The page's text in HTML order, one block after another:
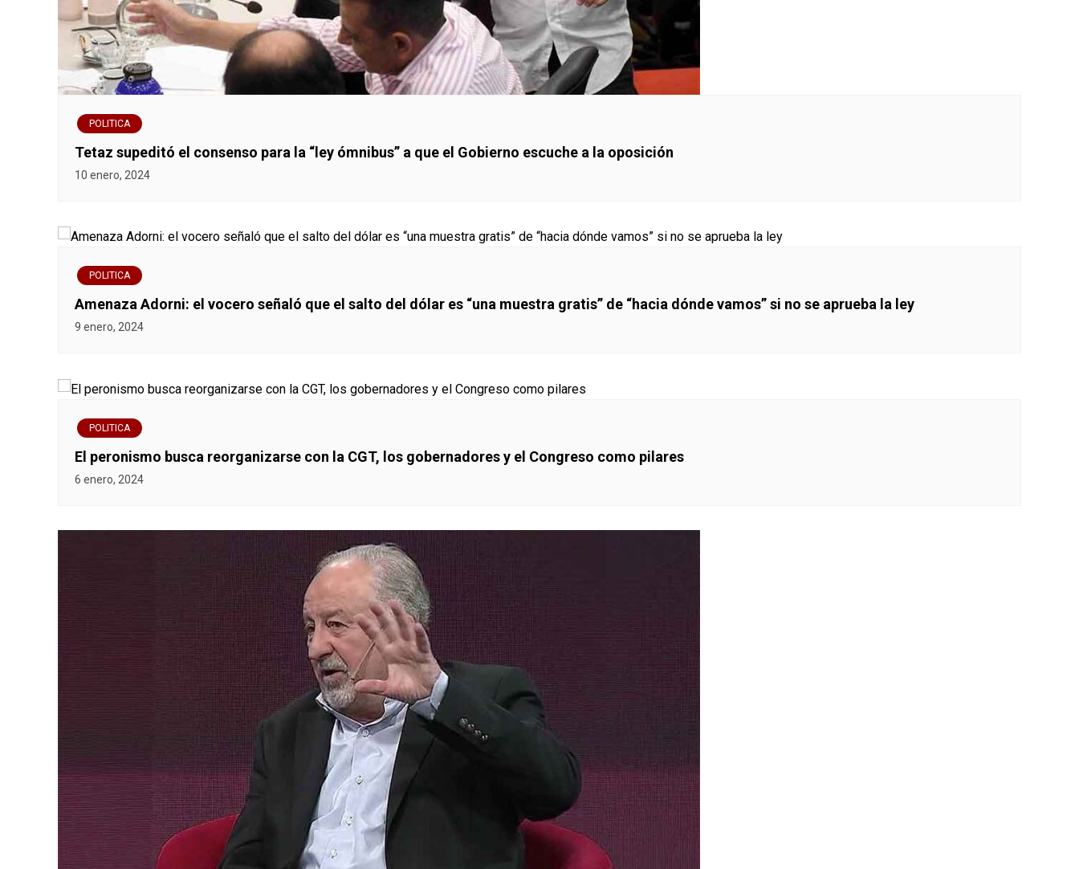
POLITICA
Tetaz supeditó el consenso para la “ley ómnibus” a que el Gobierno escuche a la oposición
10 enero, 2024
POLITICA
Amenaza Adorni: el vocero señaló que el salto del dólar es “una muestra gratis” de “hacia dónde vamos” si no se aprueba la ley
9 enero, 2024
POLITICA
El peronismo busca reorganizarse con la CGT, los gobernadores y el Congreso como pilares
6 enero, 2024